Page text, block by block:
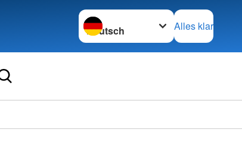
Sprache wechseln zu
Alles klar